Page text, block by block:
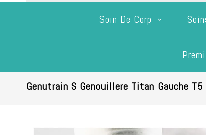
Soin De Corp
Genutrain S Genouillere Titan Gauche T5